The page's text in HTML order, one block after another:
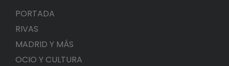
PORTADA
RIVAS
MADRID Y MÁS
OCIO Y CULTURA